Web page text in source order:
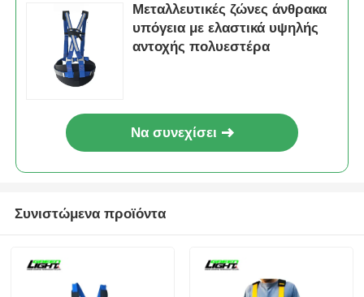
Μεταλλευτικές ζώνες άνθρακα
υπόγεια με ελαστικά υψηλής
αντοχής πολυεστέρα
Να συνεχίσει
Συνιστώμενα προϊόντα